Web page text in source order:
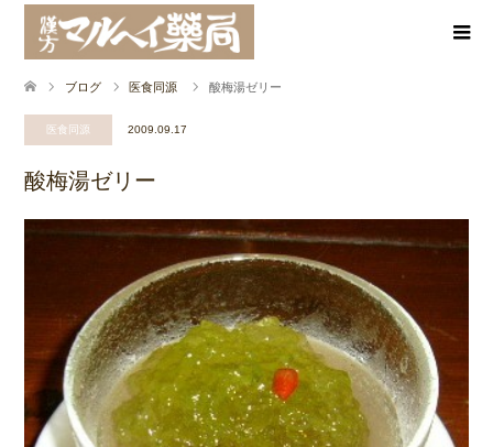
ブログ 医食同源 酸梅湯ゼリー
医食同源 2009.09.17
酸梅湯ゼリー